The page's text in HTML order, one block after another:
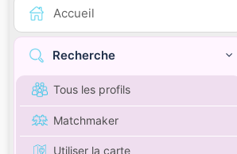
Accueil
Recherche
Tous les profils
Matchmaker
Utiliser la carte